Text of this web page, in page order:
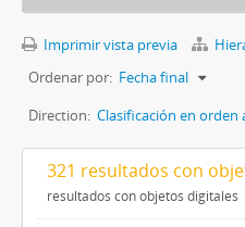
Imprimir vista previa
Ordenar por: Fecha final
Direction: Clasificación en orden
321 resultados con
resultados con objetos digitales